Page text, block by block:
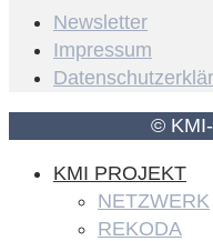
Newsletter
Impressum
©
KMI PROJEKT
NETZWERK
REKODA